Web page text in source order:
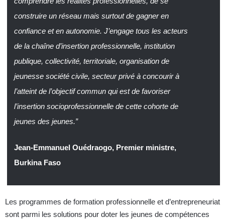
construire un réseau mais surtout de gagner en
confiance et en autonomie. J’engage tous les acteurs
de la chaîne d’insertion professionnelle, institution
publique, collectivité, territoriale, organisation de
jeunesse société civile, secteur privé à concourir à
l’atteint de l’objectif commun qui est de favoriser
l’insertion socioprofessionnelle de cette cohorte de
jeunes des jeunes.”
Jean-Emmanuel Ouédraogo, Premier ministre,
Burkina Faso
Les programmes de formation professionnelle et d’entrepreneuriat
sont parmi les solutions pour doter les jeunes de compétences